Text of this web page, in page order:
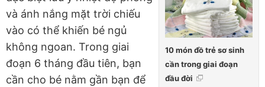
10 món đồ trẻ sơ sinh
cần trong giai đoạn
đầu đời
và ánh nắng mặt trời chiếu
vào có thể khiến bé ngủ
không ngoan. Trong giai
đoạn 6 tháng đầu tiên, bạn
cần cho bé nằm gần bạn để